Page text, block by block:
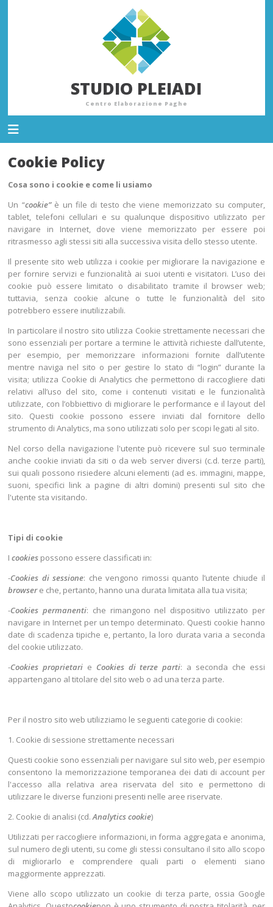
STUDIO PLEIADI
Centro Elaborazione Paghe
Cookie Policy
Cosa sono i cookie e come li usiamo
Un “cookie” è un file di testo che viene memorizzato su computer,
tablet, telefoni cellulari e su qualunque dispositivo utilizzato per
navigare in Internet, dove viene memorizzato per essere poi
ritrasmesso agli stessi siti alla successiva visita dello stesso utente.
Il presente sito web utilizza i cookie per migliorare la navigazione e
per fornire servizi e funzionalità ai suoi utenti e visitatori. L’uso dei
cookie può essere limitato o disabilitato tramite il browser web;
tuttavia, senza cookie alcune o tutte le funzionalità del sito
potrebbero essere inutilizzabili.
In particolare il nostro sito utilizza Cookie strettamente necessari che
sono essenziali per portare a termine le attività richieste dall’utente,
per esempio, per memorizzare informazioni fornite dall’utente
mentre naviga nel sito o per gestire lo stato di “login” durante la
visita; utilizza Cookie di Analytics che permettono di raccogliere dati
relativi all’uso del sito, come i contenuti visitati e le funzionalità
utilizzate, con l’obbiettivo di migliorare le performance e il layout del
sito. Questi cookie possono essere inviati dal fornitore dello
strumento di Analytics, ma sono utilizzati solo per scopi legati al sito.
Nel corso della navigazione l'utente può ricevere sul suo terminale
anche cookie inviati da siti o da web server diversi (c.d. terze parti),
sui quali possono risiedere alcuni elementi (ad es. immagini, mappe,
suoni, specifici link a pagine di altri domini) presenti sul sito che
l'utente sta visitando.
Tipi di cookie
Icookies possono essere classificati in:
-Cookies di sessione: che vengono rimossi quanto l’utente chiude il
browsere che, pertanto, hanno una durata limitata alla tua visita;
-Cookies permanenti: che rimangono nel dispositivo utilizzato per
navigare in Internet per un tempo determinato. Questi cookie hanno
date di scadenza tipiche e, pertanto, la loro durata varia a seconda
del cookie utilizzato.
-Cookies proprietari e Cookies di terze parti: a seconda che essi
appartengano al titolare del sito web o ad una terza parte.
Per il nostro sito web utilizziamo le seguenti categorie di cookie:
1. Cookie di sessione strettamente necessari
Questi cookie sono essenziali per navigare sul sito web, per esempio
consentono la memorizzazione temporanea dei dati di account per
l'accesso alla relativa area riservata del sito e permettono di
utilizzare le diverse funzioni presenti nelle aree riservate.
2. Cookie di analisi (cd.Analytics cookie)
Utilizzati per raccogliere informazioni, in forma aggregata e anonima,
sul numero degli utenti, su come gli stessi consultano il sito allo scopo
di migliorarlo e comprendere quali parti o elementi siano
maggiormente apprezzati.
Viene allo scopo utilizzato un cookie di terza parte, ossia Google